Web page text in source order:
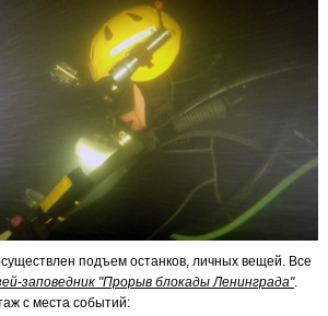
подъем останков, личных вещей. Все
заповедник "Прорыв блокады Ленинграда".
с места событий: